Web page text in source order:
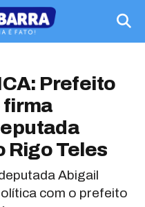
Prefeito
firma
Rigo Teles
Abigail
com o prefeito